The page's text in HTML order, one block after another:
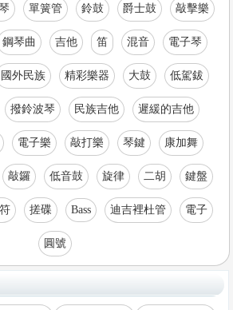
單簧管 鈴鼓 爵士鼓 敲擊樂
鋼琴曲 吉他 笛 混音 電子琴
國外民族 精彩樂器 大鼓 低駕鈸
撥鈴波琴 民族吉他 遲緩的吉他
電子樂 敲打樂 琴鍵 康加舞
敲鑼 低音鼓 旋律 二胡 鍵盤
搓碟 Bass 迪吉裡杜管 電子
圓號